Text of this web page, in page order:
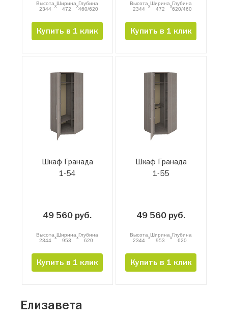
Высота
2344
xШирина
472
xГлубина
460/620
Купить в 1 клик
Высота
2344
xШирина
472
xГлубина
620/460
Купить в 1 клик
Шкаф Гранада
1-54
49 560 руб.
Высота
2344
xШирина
953
xГлубина
620
Купить в 1 клик
Шкаф Гранада
1-55
49 560 руб.
Высота
2344
xШирина
953
xГлубина
620
Купить в 1 клик
Елизавета